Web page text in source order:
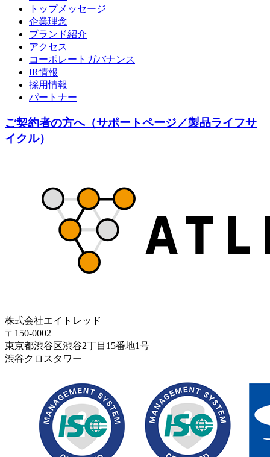
トップメッセージ
企業理念
ブランド紹介
アクセス
コーポレートガバナンス
IR情報
採用情報
パートナー
ご契約者の方へ（サポートページ／製品ライフサ
イクル）
株式会社エイトレッド
〒150-0002
東京都渋谷区渋谷2丁目15番地1号
渋谷クロスタワー